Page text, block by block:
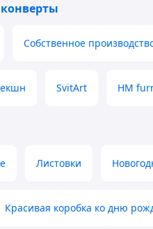
Собственное
SvitArt HM
Листовки
Красивая коробка ко дню